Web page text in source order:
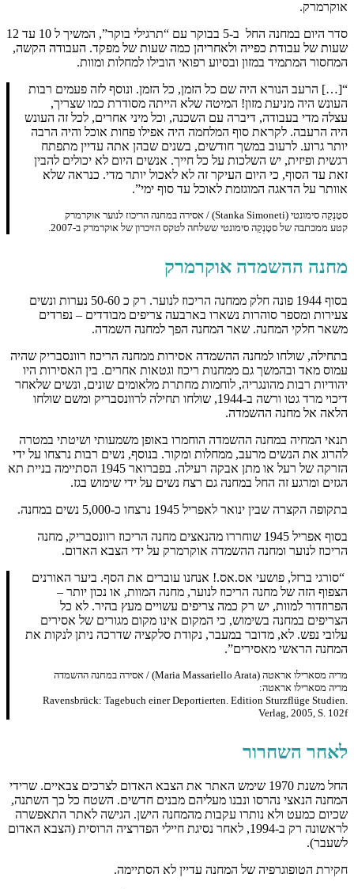
אוקרמרק.
סדר היום במחנה החל ב-5 בבוקר עם “תרגילי בוקר”, המשיך ל 10 עד 12
שעות של עבודת כפייה ולאחריהן כמה שעות של מפקד. העבודה הקשה,
המחסור המתמיד במזון ובסיוע רפואי הובילו למחלות ומוות.
“[…] הרעב הנורא היה שם כל הזמן, כל הזמן. ונוסף לזה פעמים רבות
העונש היה מניעת מזון! המיטה שלא הייתה מסודרת כמו שצריך,
עצלה מדי בעבודה, דיברה עם השכנה, וכל מיני אחרים, לכל זה העונש
היה הרעבה. לקראת סוף המלחמה היה אפילו פחות אוכל והיה הרבה
יותר גרוע. לרעוב במשך חודשים, בשנים שבהן אתה עדיין מתפתח
רגשית ופיזית, יש השלכות על כל חייך. אנשים היום לא יכולים להבין
זאת עד הסוף, כי היום העיקר זה לא לאכול יותר מדי. כנראה שלא
אוותר על הדאגה המוגזמת לאוכל עד סוף ימי”.
סטָנְקַה סימונטי (Stanka Simoneti) / אסירה במחנה הריכוז לנוער אוקרמרק
קטע ממכתבה של סטָנְקַה סימונטי ששלחה לטקס הזיכרון של אוקרמרק ב-2007.
מחנה ההשמדה אוקרמרק
בסוף 1944 פונה חלק ממחנה הריכוז לנוער. רק כ 50-60 נערות ונשים
צעירות ומספר סוהרות נשארו בארבעה צריפים מבודדים – נפרדים
משאר חלקי המחנה. שאר המחנה הפך למחנה השמדה.
בתחילה, שולחו למחנה ההשמדה אסירות ממחנה הריכוז רוונסבריק שהיה
עמוס מאד ובהמשך גם ממחנות ריכוז וגטאות אחרים. בין האסירות היו
יהודיות רבות מהונגריה, לוחמות מחתרת מלאומים שונים, ונשים שלאחר
דיכוי מרד גטו ורשה ב-1944, שולחו תחילה לרוונסבריק ומשם שולחו
הלאה אל מחנה ההשמדה.
תנאי המחיה במחנה ההשמדה הוחמרו באופן משמעותי ושיטתי במטרה
להרוג את הנשים מרעב, ממחלות ומקור. בנוסף, נשים רבות נרצחו על ידי
הזרקה של רעל או מתן אבקה רעילה. בפברואר 1945 הסתיימה בניית תא
הגזים ומרגע זה החל במחנה גם רצח נשים על ידי שימוש בגז.
בתקופה הקצרה שבין ינואר לאפריל 1945 נרצחו כ-5,000 נשים במחנה.
בסוף אפריל 1945 שוחררו מהנאצים מחנה הריכוז רוונסבריק, מחנה
הריכוז לנוער ומחנה ההשמדה אוקרמרק על ידי הצבא האדום.
“סורגי ברזל, פושעי אס.אס.! אנחנו עוברים את הסף. ביער האורנים
הצפוף הזה של מחנה הריכוז לנוער, מחנה המוות, או נכון יותר –
הפרוזדור למוות, יש רק כמה צריפים עשויים מעץ בהיר. לא כל
הצריפים במחנה בשימוש, כי המקום אינו מקום מגורים של אסירים
עלובי נפש. לא, מדובר במעבר, נקודת סלקציה שדרכה ניתן לנקות את
המחנה הראשי מאסירים”.
מריה מסארילו אראטה (Maria Massariello Arata) / אסירה במחנה ההשמדה
מריה מסארילו אראטה:
.Ravensbrück: Tagebuch einer Deportierten. Edition Sturzflüge Studien
Verlag, 2005, S. 102f
לאחר השחרור
החל משנת 1970 שימש האתר את הצבא האדום לצרכים צבאיים. שרידי
המחנה הנאצי נהרסו ונבנו מעליהם מבנים חדשים. השטח כל כך השתנה,
שכיום כמעט ולא נותרו עקבות מהמחנה הישן. הגישה לאתר התאפשרה
לראשונה רק ב-1994, לאחר נסיגת חיילי הפדרציה הרוסית (הצבא האדום
לשעבר).
חקירת הטופוגרפיה של המחנה עדיין לא הסתיימה.